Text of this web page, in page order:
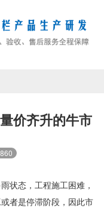
价齐升的牛市
状态，工程施工困难，
者是停滞阶段，因此市